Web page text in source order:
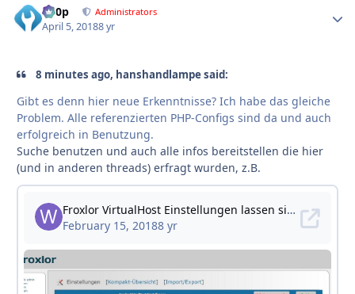
d00p Administrators
April 5, 20188 yr
8 minutes ago, hanshandlampe said:
Gibt es denn hier neue Erkenntnisse? Ich habe das gleiche
Problem. Alle referenzierten PHP-Configs sind da und auch
erfolgreich in Benutzung.
Suche benutzen und auch alle infos bereitstellen die hier
(und in anderen threads) erfragt wurden, z.B.